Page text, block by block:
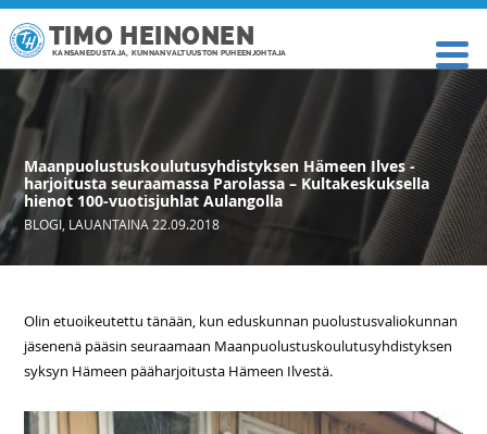
TIMO HEINONEN
KANSANEDUSTAJA, KUNNANVALTUUSTON PUHEENJOHTAJA
Maanpuolustuskoulutusyhdistyksen Hämeen Ilves -
harjoitusta seuraamassa Parolassa – Kultakeskuksella
hienot 100-vuotisjuhlat Aulangolla
BLOGI LAUANTAINA 22.09.2018
Olin etuoikeutettu tänään, kun eduskunnan puolustusvaliokunnan
jäsenenä pääsin seuraamaan Maanpuolustuskoulutusyhdistyksen
syksyn Hämeen pääharjoitusta Hämeen Ilvestä.